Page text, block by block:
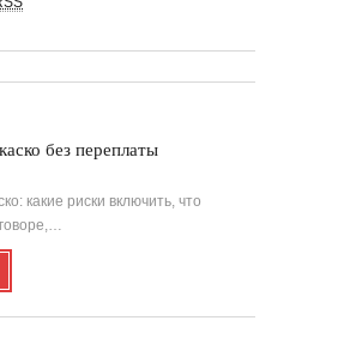
без переплаты
какие риски включить, что